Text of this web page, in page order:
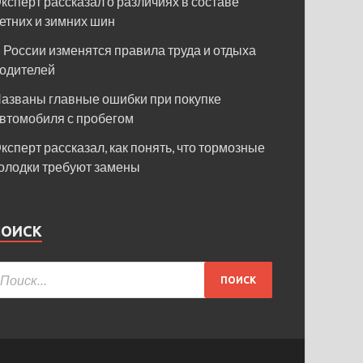
и зимних шин
России изменятся правила труда и отдыха
главные ошибки при покупке
с пробегом
рассказал, как понять, что тормозные
требуют замены